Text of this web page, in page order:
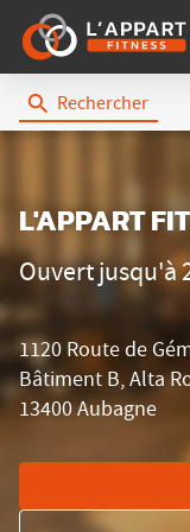
Rechercher
L'Appart
L'APPART
Ouvert jusqu'à
1120 Route de
Bâtiment B, Alta
13400 Aubagne